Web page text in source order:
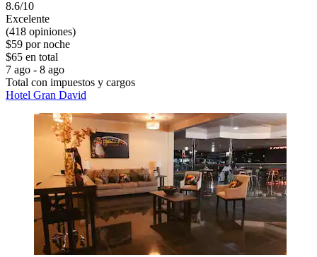
8.6/10
Excelente
(418 opiniones)
$59 por noche
$65 en total
7 ago - 8 ago
Total con impuestos y cargos
Hotel Gran David